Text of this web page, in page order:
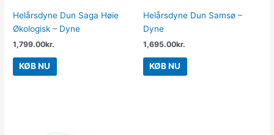
Helårsdyne Dun Saga Høie
Økologisk – Dyne
1,799.00kr.
KØB NU
Helårsdyne Dun Samsø –
Dyne
1,695.00kr.
KØB NU